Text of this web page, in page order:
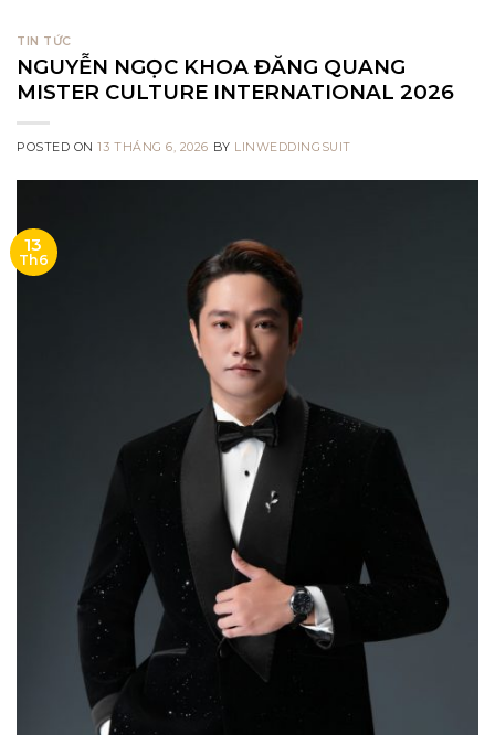
TIN TỨC
NGUYỄN NGỌC KHOA ĐĂNG QUANG
MISTER CULTURE INTERNATIONAL 2026
POSTED ON13 THÁNG 6, 2026 BY LINWEDDINGSUIT
13
Th6